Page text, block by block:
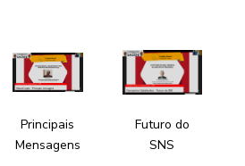
Principais
Mensagens
Futuro do
SNS